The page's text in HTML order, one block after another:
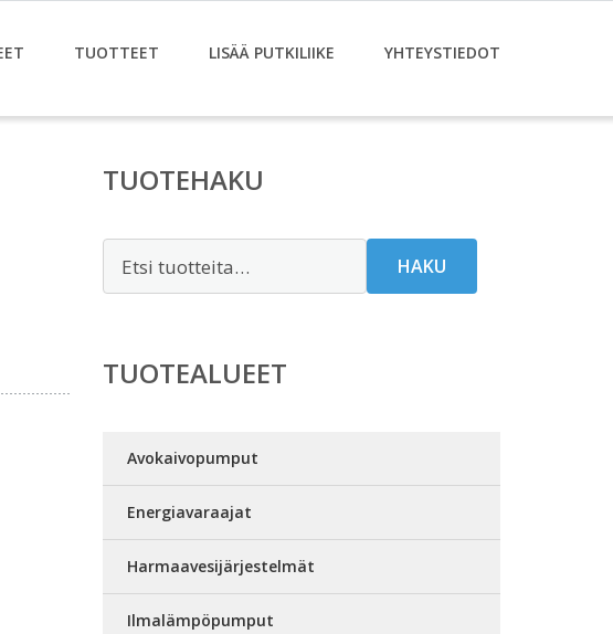
TUOTTEET LISÄÄ PUTKILIIKE YHTEYSTIEDOT
TUOTEHAKU
HAKU
TUOTEALUEET
Avokaivopumput
Energiavaraajat
Harmaavesijärjestelmät
Ilmalämpöpumput